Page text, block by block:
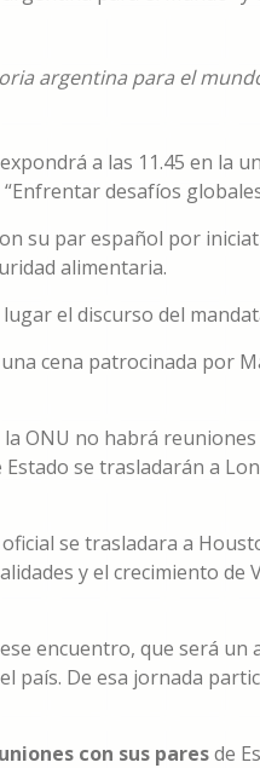
argentina para el
a las 11.45 en la
desafíos
su par español por
alimentaria.
el discurso del
cena patrocinada por
la ONU no habrá
se trasladarán a
se trasladara a
y el crecimiento de
encuentro, que será
país. De esa jornada
con sus paresde